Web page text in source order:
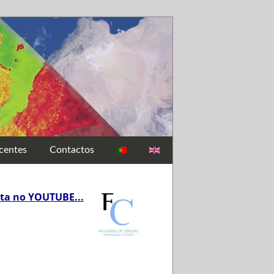
Contactos
no YOUTUBE...